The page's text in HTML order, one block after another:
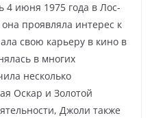
июня 1975 года в Лос-
проявляла интерес к
свою карьеру в кино в
в многих
несколько
Оскар и Золотой
Джоли также